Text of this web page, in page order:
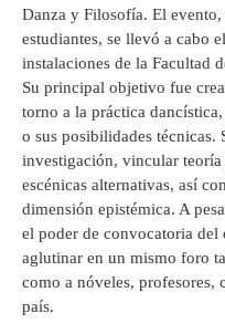
Danza y Filosofía. El
estudiantes, se llevó a cabo
instalaciones de la Facultad
Su principal objetivo fue
torno a la práctica
o sus posibilidades técnicas.
investigación, vincular
escénicas alternativas, así
dimensión epistémica. A
el poder de convocatoria
aglutinar en un mismo foro
como a nóveles, profesores,
país.